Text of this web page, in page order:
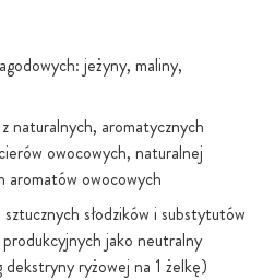
jeżyny, maliny,
naturalnych, aromatycznych
owocowych, naturalnej
owocowych
słodzików i substytutów
jako neutralny
ryżowej na 1 żelkę)